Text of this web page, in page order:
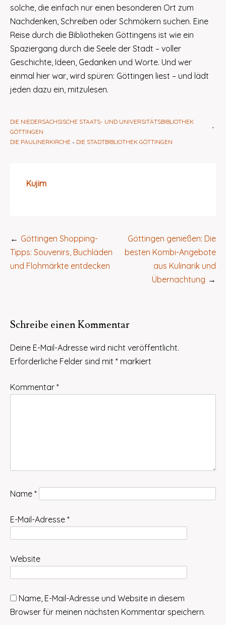
solche, die einfach nur einen besonderen Ort zum
Nachdenken, Schreiben oder Schmökern suchen. Eine
Reise durch die Bibliotheken Göttingens ist wie ein
Spaziergang durch die Seele der Stadt – voller
Geschichte, Ideen, Gedanken und Worte. Und wer
einmal hier war, wird spüren: Göttingen liest – und lädt
jeden dazu ein, mitzulesen.
DIE NIEDERSÄCHSISCHE STAATS- UND UNIVERSITÄTSBIBLIOTHEK
GÖTTINGEN
DIE PAULINERKIRCHE
DIE STADTBIBLIOTHEK GÖTTINGEN
Kujim
Beitragsnavigation
Göttingen Shopping-
Tipps: Souvenirs, Buchläden
und Flohmärkte entdecken
Göttingen genießen: Die
besten Kombi-Angebote
aus Kulinarik und
Übernachtung
Schreibe einen Kommentar
Deine E-Mail-Adresse wird nicht veröffentlicht.
Erforderliche Felder sind mit * markiert
Kommentar *
Name *
E-Mail-Adresse *
Website
Name, E-Mail-Adresse und Website in diesem
Browser für meinen nächsten Kommentar speichern.